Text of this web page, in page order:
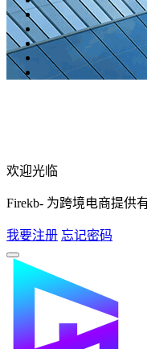
欢迎光临
Firekb- 为跨境电商提供
我要注册 忘记密码